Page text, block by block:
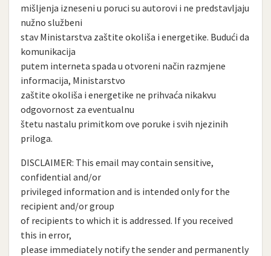
mišljenja izneseni u poruci su autorovi i ne predstavljaju
nužno službeni
stav Ministarstva zaštite okoliša i energetike. Budući da
komunikacija
putem interneta spada u otvoreni način razmjene
informacija, Ministarstvo
zaštite okoliša i energetike ne prihvaća nikakvu
odgovornost za eventualnu
štetu nastalu primitkom ove poruke i svih njezinih
priloga.
DISCLAIMER: This email may contain sensitive,
confidential and/or
privileged information and is intended only for the
recipient and/or group
of recipients to which it is addressed. If you received
this in error,
please immediately notify the sender and permanently